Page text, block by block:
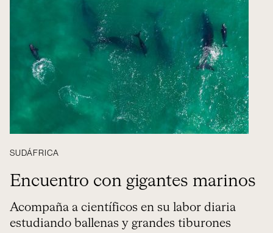
SUDÁFRICA
Encuentro con gigantes marinos
Acompaña a científicos en su labor diaria
estudiando ballenas y grandes tiburones